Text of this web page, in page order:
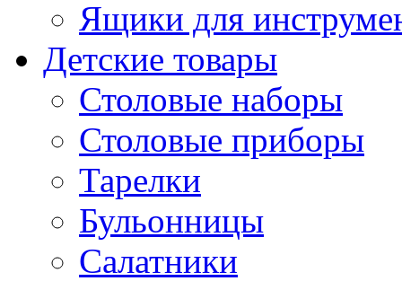
Ящики для
Детские товары
Столовые наборы
Столовые приборы
Тарелки
Бульонницы
Салатники